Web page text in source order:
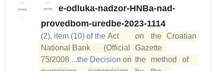
e-odluka-nadzor-HNBa-nad-
provedbom-uredbe-2023-1114
(2), item (10) of the Act	on	the	Croatian
National	Bank	(Official	Gazette
75/2008 ...the Decision on	the	method	of